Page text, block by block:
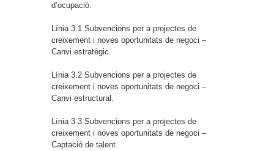
d’ocupació.
Línia 3.1 Subvencions per a projectes de
creixement i noves oportunitats de negoci –
Canvi estratègic.
Línia 3.2 Subvencions per a projectes de
creixement i noves oportunitats de negoci –
Canvi estructural.
Línia 3.3 Subvencions per a projectes de
creixement i noves oportunitats de negoci –
Captació de talent.